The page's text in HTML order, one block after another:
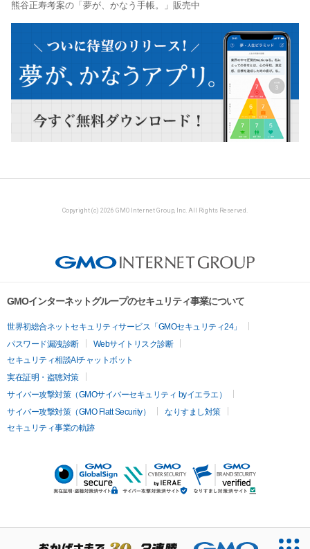
熊谷正寿考案の「夢が、かなう手帳。」販売中
Copyright (c) 2026 GMO Internet Group, Inc. All Rights Reserved.
GMOインターネットグループのセキュリティ事業について
世界初総合ネットセキュリティサービス「GMOセキュリティ24」
パスワード漏洩診断
Webサイトリスク診断
セキュリティ相談AIチャットボット
実在証明・盗聴対策
サイバー攻撃対策（GMOサイバーセキュリティ byイエラエ）
サイバー攻撃対策（GMO Flatt Security）
なりすまし対策
セキュリティ事業の軌跡